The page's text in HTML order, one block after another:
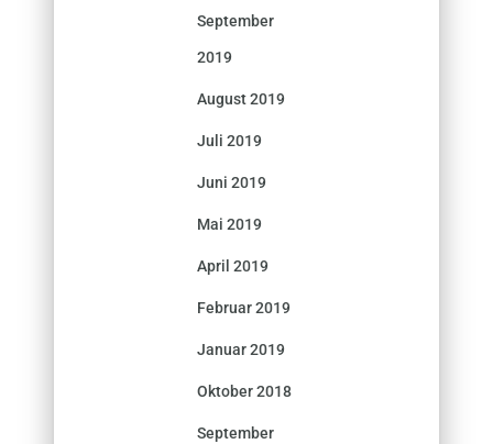
September
2019
August 2019
Juli 2019
Juni 2019
Mai 2019
April 2019
Februar 2019
Januar 2019
Oktober 2018
September